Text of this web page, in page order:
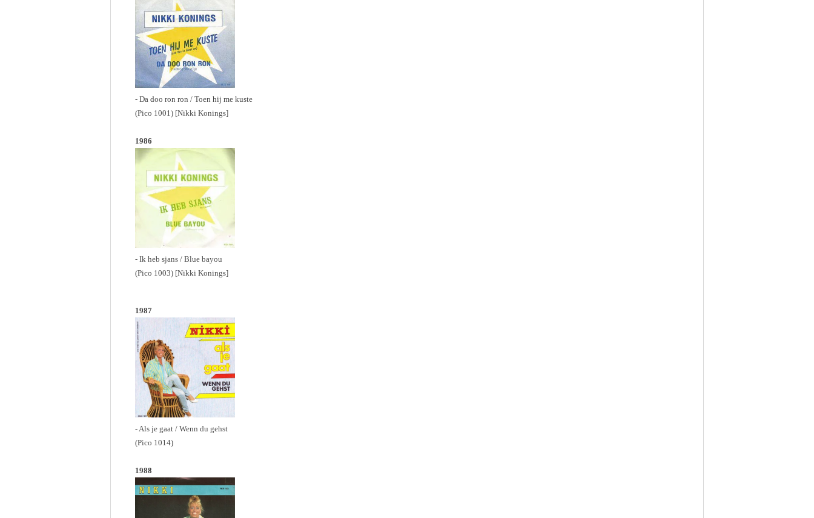
- Da doo ron ron / Toen hij me kuste
(Pico 1001) [Nikki Konings]
1986
- Ik heb sjans / Blue bayou
(Pico 1003) [Nikki Konings]
1987
- Als je gaat / Wenn du gehst
(Pico 1014)
1988